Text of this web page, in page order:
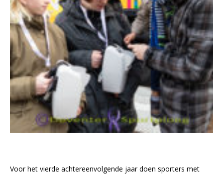
Voor het vierde achtereenvolgende jaar doen sporters met